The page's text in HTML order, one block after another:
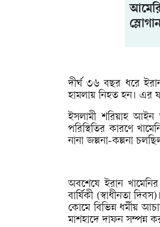
দীর্ঘ ৩৬ বছর ধরে
হামলায় নিহত হন। এর
ইসলামী শরিয়াহ আইন
পরিস্থিতির কারণে
নানা জল্পনা-কল্পনা
অবশেষে ইরান
বার্ষিকী (স্বাধীনতা
কোমে বিভিন্ন ধর্মীয়
মাশহাদে দাফন সম্পন্ন